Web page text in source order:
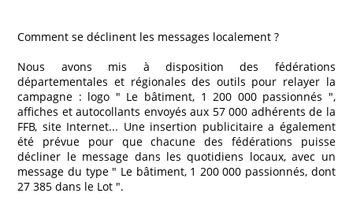
Comment se déclinent les messages localement ?
Nous avons mis à disposition des fédérations
départementales et régionales des outils pour relayer la
campagne : logo " Le bâtiment, 1 200 000 passionnés ",
affiches et autocollants envoyés aux 57 000 adhérents de la
FFB, site Internet... Une insertion publicitaire a également
été prévue pour que chacune des fédérations puisse
décliner le message dans les quotidiens locaux, avec un
message du type " Le bâtiment, 1 200 000 passionnés, dont
27 385 dans le Lot ".